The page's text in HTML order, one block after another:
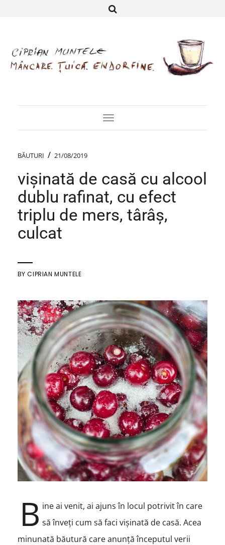
Toggle
Navigation
BĂUTURI / 21/08/2019
vișinată de casă cu alcool
dublu rafinat, cu efect
triplu de mers, târâș,
culcat
BYCIPRIAN MUNTELE
B ine ai venit, ai ajuns în locul potrivit în care
să înveți cum să faci vișinată de casă. Acea
minunată băutură care anunță începutul verii